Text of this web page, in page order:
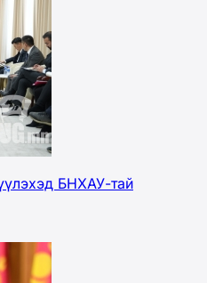
БНХАУ-тай